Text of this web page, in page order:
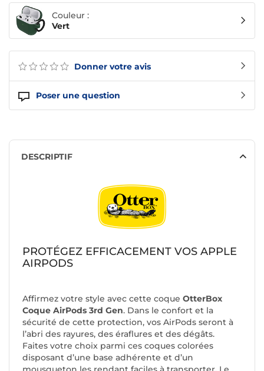
Donner votre avis
Poser une question
Couleur :
Vert
DESCRIPTIF
PROTÉGEZ EFFICACEMENT VOS APPLE
AIRPODS
Affirmez votre style avec cette coque OtterBox
Coque AirPods 3rd Gen. Dans le confort et la
sécurité de cette protection, vos AirPods seront à
l’abri des rayures, des éraflures et des dégâts.
Faites votre choix parmi ces coques colorées
disposant d’une base adhérente et d’un